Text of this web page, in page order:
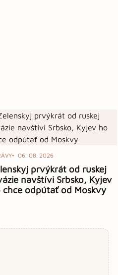
06. 08. 2026
prvýkrát od ruskej
navštívi Srbsko, Kyjev
chce odpútať od Moskvy